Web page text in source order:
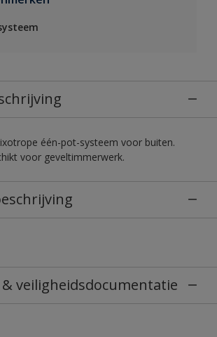
één-pot-systeem voor buiten.
voor geveltimmerwerk.
veiligheidsdocumentatie